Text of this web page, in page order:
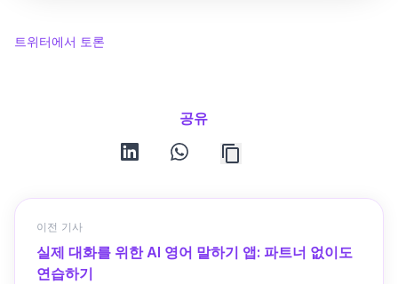
트위터에서 토론
공유
linkedin whatsapp
이전 기사
실제 대화를 위한 AI 영어 말하기 앱: 파트너 없이도
연습하기